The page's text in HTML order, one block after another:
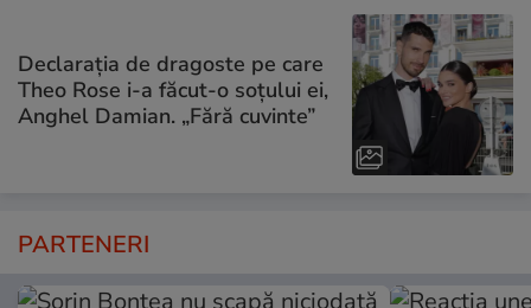
Declarația de dragoste pe care
Theo Rose i-a făcut-o soțului ei,
Anghel Damian. „Fără cuvinte”
PARTENERI